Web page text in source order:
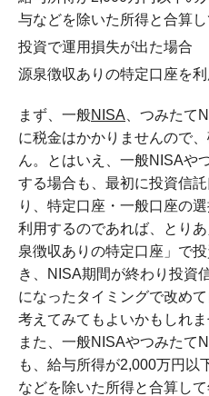
与などを除いた所得と合算
投資で運用損失が出た場合
源泉徴収ありの特定口座を
まず、一般NISA 、つみたて
に税金はかかりませんので
ん。とはいえ、一般NISAや
する場合も、最初に投資信
り、特定口座・一般口座の
利用するのであれば、とり
泉徴収ありの特定口座」で
き、NISA期間が終わり投資
になったタイミングで改め
考えてみてもよいかもしれま
また、一般NISAやつみたて
も、給与所得が2,000万円以
などを除いた所得と合算し